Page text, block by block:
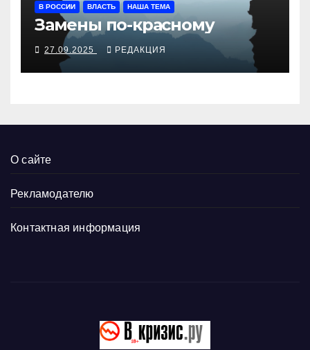
В РОССИИ ВЛАСТЬ НАША ТЕМА
Замены по-красному
27.09.2025 РЕДАКЦИЯ
О сайте
Рекламодателю
Контактная информация